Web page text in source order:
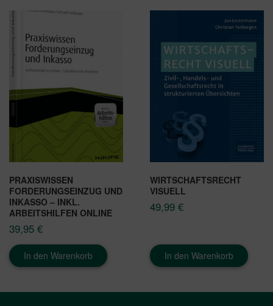
PRAXISWISSEN
FORDERUNGSEINZUG UND
INKASSO – INKL.
ARBEITSHILFEN ONLINE
39,95 €
In den Warenkorb
WIRTSCHAFTSRECHT
VISUELL
49,99 €
In den Warenkorb